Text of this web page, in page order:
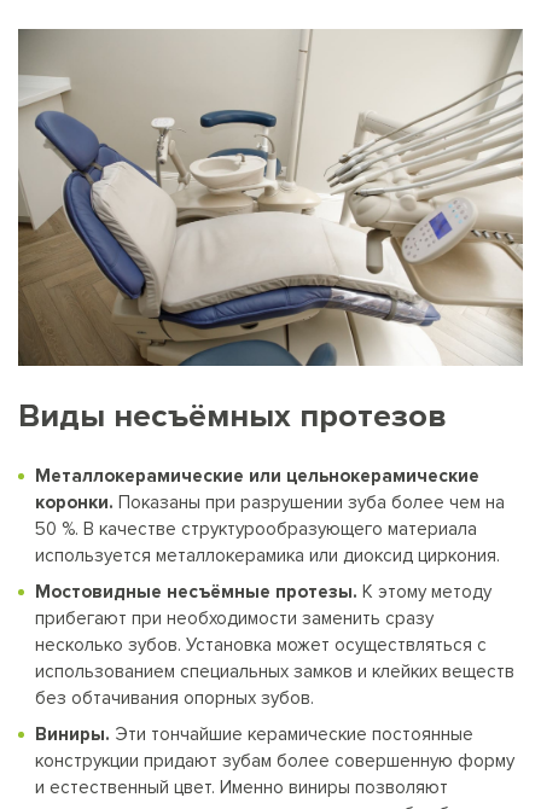
Виды несъёмных протезов
Металлокерамические или цельнокерамические
коронки. Показаны при разрушении зуба более чем на
50 %. В качестве структурообразующего материала
используется металлокерамика или диоксид циркония.
Мостовидные несъёмные протезы. К этому методу
прибегают при необходимости заменить сразу
несколько зубов. Установка может осуществляться с
использованием специальных замков и клейких веществ
без обтачивания опорных зубов.
Виниры. Эти тончайшие керамические постоянные
конструкции придают зубам более совершенную форму
и естественный цвет. Именно виниры позволяют